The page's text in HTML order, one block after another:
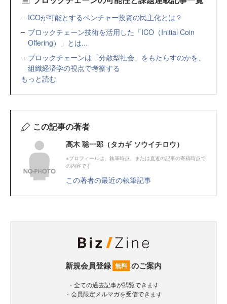
ICOが可能とするベンチャー投資の民主化とは？
ブロックチェーン技術を活用した「ICO（Initial Coin
Offering）」とは...
ブロックチェーンは「分散型社会」をもたらすのかを、
組織経済学の視点で考察する
もっと読む
この記事の著者
高木 聡一郎（タカギ ソウイチロウ）
※プロフィールは、執筆時点、または直近の記事の寄稿時点で
の内容です
この著者の最近の執筆記事
新規会員登録 無料 のご案内
・全ての過去記事が閲覧できます
・会員限定メルマガを受信できます